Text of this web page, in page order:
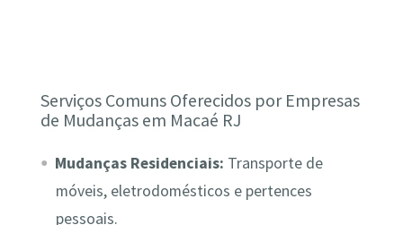
Serviços Comuns Oferecidos por Empresas
de Mudanças em Macaé RJ
Mudanças Residenciais: Transporte de
móveis, eletrodomésticos e pertences
pessoais.